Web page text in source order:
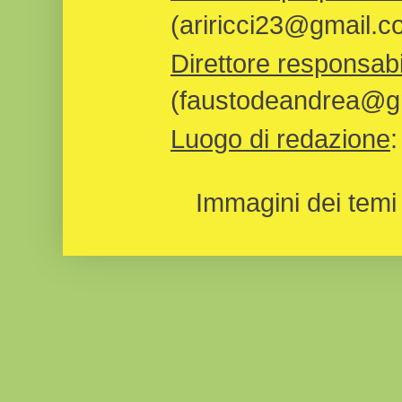
Direttore
Luogo di redazione
Immagini dei